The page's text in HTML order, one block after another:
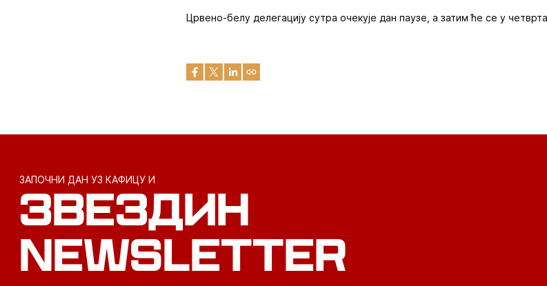
Црвено-белу делегацију сутра очекује дан паузе, а затим ће се у
ЗАПОЧНИ ДАН УЗ КАФИЦУ И
ЗВЕЗДИН
NEWSLETTER